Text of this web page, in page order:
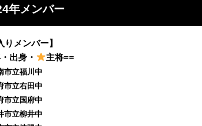
年メンバー
りメンバー】
出身・ 主将==
立福川中
立右田中
立国府中
立柳井中